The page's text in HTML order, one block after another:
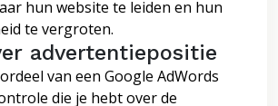
hun website te leiden en hun
te vergroten.
advertentiepositie
van een Google AdWords
die je hebt over de